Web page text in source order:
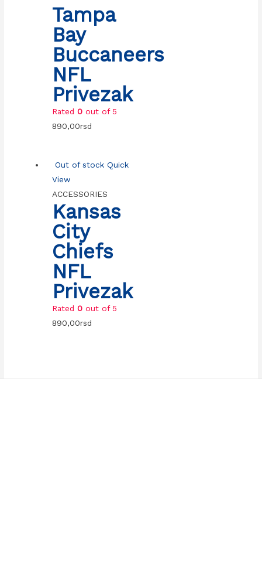
Tampa
Bay
Buccaneers
NFL
Privezak
Rated0 out of 5
890,00rsd
Out of stock Quick
View
ACCESSORIES
Kansas
City
Chiefs
NFL
Privezak
Rated0 out of 5
890,00rsd